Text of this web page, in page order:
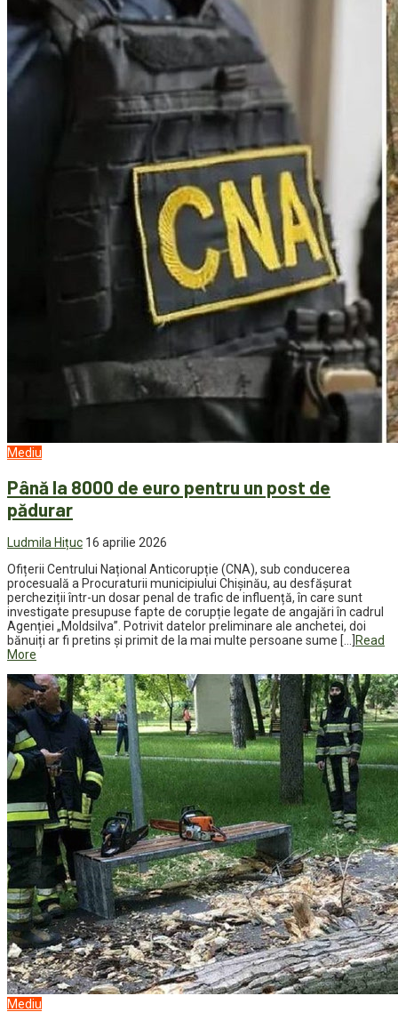
Mediu
Până la 8000 de euro pentru un post de
pădurar
Ludmila Hițuc 16 aprilie 2026
Ofițerii Centrului Național Anticorupție (CNA), sub conducerea
procesuală a Procuraturii municipiului Chișinău, au desfășurat
percheziții într-un dosar penal de trafic de influență, în care sunt
investigate presupuse fapte de corupție legate de angajări în cadrul
Agenției „Moldsilva”. Potrivit datelor preliminare ale anchetei, doi
bănuiți ar fi pretins și primit de la mai multe persoane sume […]
Read
More
Mediu